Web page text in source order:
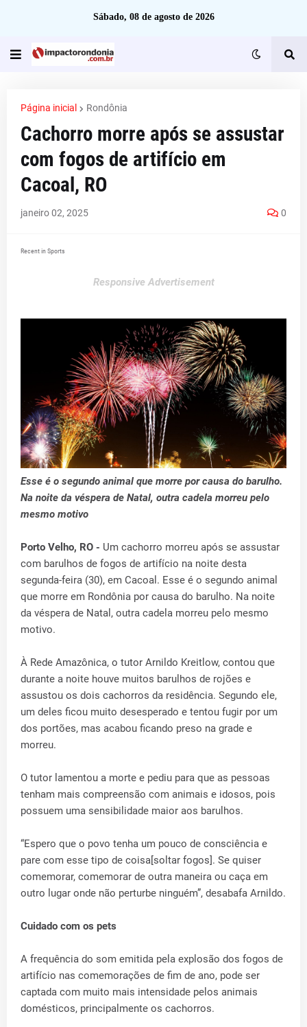
Sábado, 08 de agosto de 2026
Página inicial Rondônia
Cachorro morre após se assustar
com fogos de artifício em
Cacoal, RO
janeiro 02, 2025 0
Recent in Sports
Responsive Advertisement
Esse é o segundo animal que morre por causa do barulho.
Na noite da véspera de Natal, outra cadela morreu pelo
mesmo motivo
Porto Velho, RO - Um cachorro morreu após se assustar
com barulhos de fogos de artifício na noite desta
segunda-feira (30), em Cacoal. Esse é o segundo animal
que morre em Rondônia por causa do barulho. Na noite
da véspera de Natal, outra cadela morreu pelo mesmo
motivo.
À Rede Amazônica, o tutor Arnildo Kreitlow, contou que
durante a noite houve muitos barulhos de rojões e
assustou os dois cachorros da residência. Segundo ele,
um deles ficou muito desesperado e tentou fugir por um
dos portões, mas acabou ficando preso na grade e
morreu.
O tutor lamentou a morte e pediu para que as pessoas
tenham mais compreensão com animais e idosos, pois
possuem uma sensibilidade maior aos barulhos.
“Espero que o povo tenha um pouco de consciência e
pare com esse tipo de coisa[soltar fogos]. Se quiser
comemorar, comemorar de outra maneira ou caça em
outro lugar onde não perturbe ninguém”, desabafa Arnildo.
Cuidado com os pets
A frequência do som emitida pela explosão dos fogos de
artifício nas comemorações de fim de ano, pode ser
captada com muito mais intensidade pelos animais
domésticos, principalmente os cachorros.